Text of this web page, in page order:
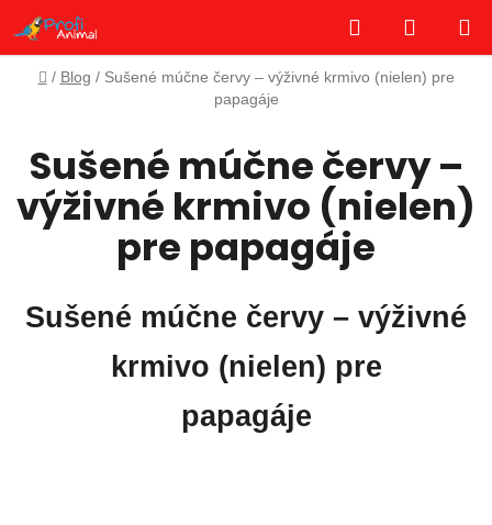
obsah
Hľadať
KOŠÍK
Domov
/ Blog / Sušené múčne červy – výživné krmivo (nielen) pre
papagáje
Sušené múčne červy –
výživné krmivo (nielen)
pre papagáje
Sušené múčne červy – výživné
krmivo (nielen) pre
papagáje